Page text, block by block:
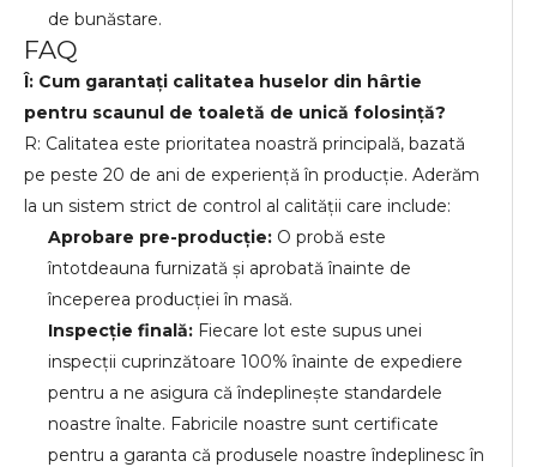
de bunăstare.
FAQ
Î: Cum garantați calitatea huselor din hârtie
pentru scaunul de toaletă de unică folosință?
R: Calitatea este prioritatea noastră principală, bazată
pe peste 20 de ani de experiență în producție. Aderăm
la un sistem strict de control al calității care include:
Aprobare pre-producție: O probă este
întotdeauna furnizată și aprobată înainte de
începerea producției în masă.
Inspecție finală: Fiecare lot este supus unei
inspecții cuprinzătoare 100% înainte de expediere
pentru a ne asigura că îndeplinește standardele
noastre înalte. Fabricile noastre sunt certificate
pentru a garanta că produsele noastre îndeplinesc în